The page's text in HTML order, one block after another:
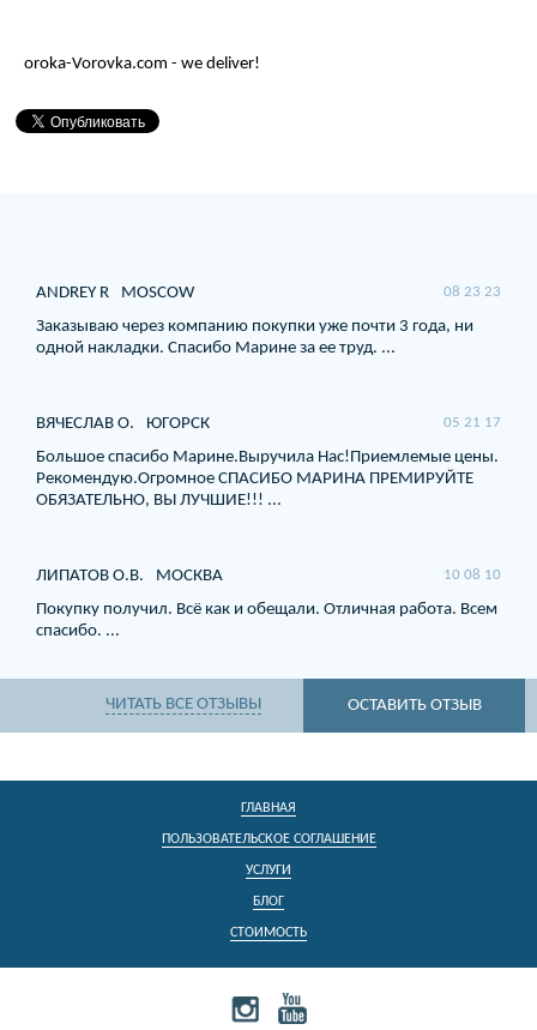
oroka-Vorovka.com - we deliver!
ANDREY R MOSCOW 08 23 23
Заказываю через компанию покупки уже почти 3 года, ни
одной накладки. Спасибо Марине за ее труд. ...
ВЯЧЕСЛАВ О. ЮГОРСК 05 21 17
Большое спасибо Марине.Выручила Нас!Приемлемые цены.
Рекомендую.Огромное СПАСИБО МАРИНА ПРЕМИРУЙТЕ
ОБЯЗАТЕЛЬНО, ВЫ ЛУЧШИЕ!!! ...
ЛИПАТОВ О.В. МОСКВА 10 08 10
Покупку получил. Всё как и обещали. Отличная работа. Всем
спасибо. ...
ЧИТАТЬ ВСЕ ОТЗЫВЫ ОСТАВИТЬ ОТЗЫВ
ГЛАВНАЯ
ПОЛЬЗОВАТЕЛЬСКОЕ СОГЛАШЕНИЕ
УСЛУГИ
БЛОГ
СТОИМОСТЬ